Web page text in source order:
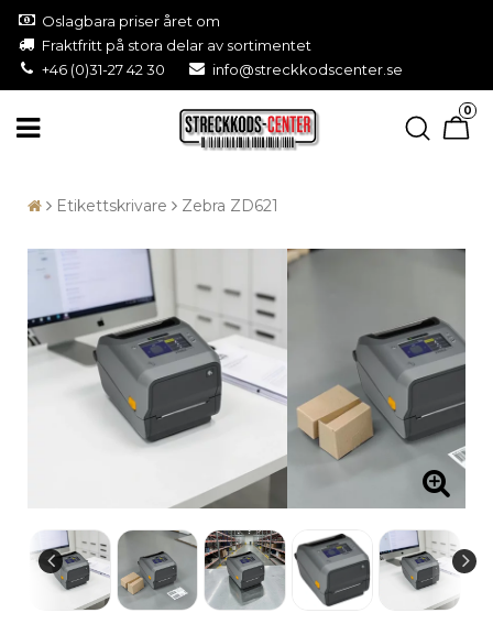
Oslagbara priser året om
Fraktfritt på stora delar av sortimentet
+46 (0)31-27 42 30
info@streckkodscenter.se
0
Etikettskrivare Zebra ZD621